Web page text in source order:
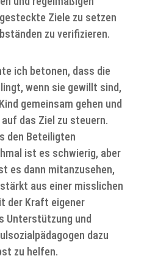
Ziele zu setzen
zu verifizieren.
ich betonen, dass die
wenn sie gewillt sind,
gemeinsam gehen und
das Ziel zu steuern.
den Beteiligten
ist es schwierig, aber
es dann mitanzusehen,
aus einer misslichen
der Kraft eigener
Unterstützung und
dazu
zu helfen.